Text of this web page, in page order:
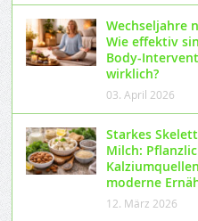
Wechseljahre
Wie effektiv
Body-
wirklich?
03. April 2026
Starkes
Milch:
moderne
12. März 2026